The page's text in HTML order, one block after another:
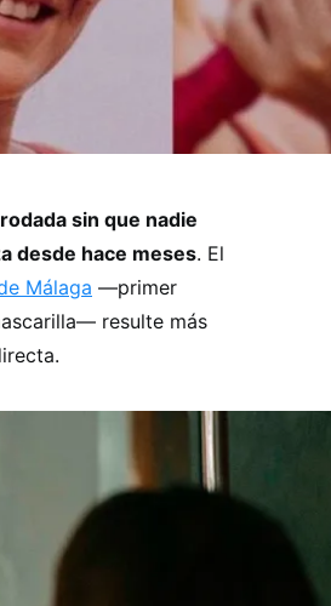
sin que nadie
desde hace meses. El
Málaga —primer
resulte más